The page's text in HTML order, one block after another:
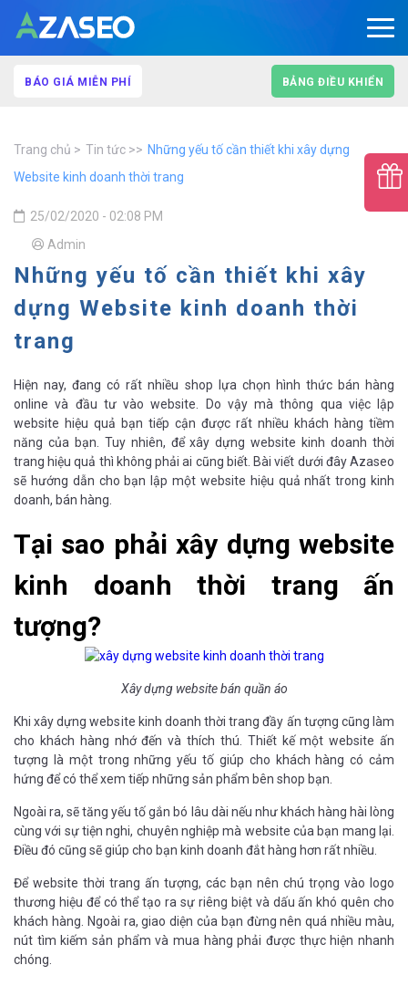
BÁO GIÁ MIỄN PHÍ BẢNG ĐIỀU KHIỂN
Trang chủ Tin tức
Những yếu tố cần thiết khi xây dựng
Website kinh doanh thời trang
25/02/2020 - 02:08 PM
Admin
Những yếu tố cần thiết khi xây
dựng Website kinh doanh thời
trang
Hiện nay, đang có rất nhiều shop lựa chọn hình thức bán hàng
online và đầu tư vào website. Do vậy mà thông qua việc lập
website hiệu quả bạn tiếp cận được rất nhiều khách hàng tiềm
năng của bạn. Tuy nhiên, để xây dựng website kinh doanh thời
trang hiệu quả thì không phải ai cũng biết. Bài viết dưới đây Azaseo
sẽ hướng dẫn cho bạn lập một website hiệu quả nhất trong kinh
doanh, bán hàng.
Tại sao phải xây dựng website
kinh doanh thời trang ấn
tượng?
Xây dựng website bán quần áo
Khi xây dựng website kinh doanh thời trang đầy ấn tượng cũng làm
cho khách hàng nhớ đến và thích thú. Thiết kế một website ấn
tượng là một trong những yếu tố giúp cho khách hàng có cảm
hứng để có thể xem tiếp những sản phẩm bên shop bạn.
Ngoài ra, sẽ tăng yếu tố gắn bó lâu dài nếu như khách hàng hài lòng
cùng với sự tiện nghi, chuyên nghiệp mà website của bạn mang lại.
Điều đó cũng sẽ giúp cho bạn kinh doanh đắt hàng hơn rất nhiều.
Để website thời trang ấn tượng, các bạn nên chú trọng vào logo
thương hiệu để có thể tạo ra sự riêng biệt và dấu ấn khó quên cho
khách hàng. Ngoài ra, giao diện của bạn đừng nên quá nhiều màu,
nút tìm kiếm sản phẩm và mua hàng phải được thực hiện nhanh
chóng.